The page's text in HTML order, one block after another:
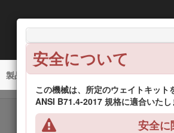
安全について
この機械は、所定のウェイトキッ
ANSI B71.4-2017 規格に適合いたし
安全に
Greensmaster® 3300
製品の概要 運転操作 保守